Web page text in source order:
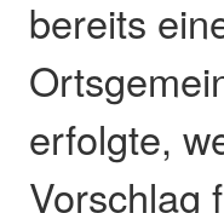
bereits
erfolgte,
Vorschlag